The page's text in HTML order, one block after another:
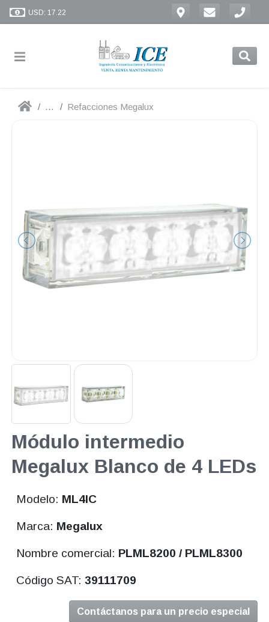
USD: 17.22
... Refacciones Megalux
Módulo intermedio
Megalux Blanco de 4 LEDs
Modelo: ML4IC
Marca: Megalux
Nombre comercial: PLML8200 / PLML8300
Código SAT:39111709
Contáctanos para un precio especial